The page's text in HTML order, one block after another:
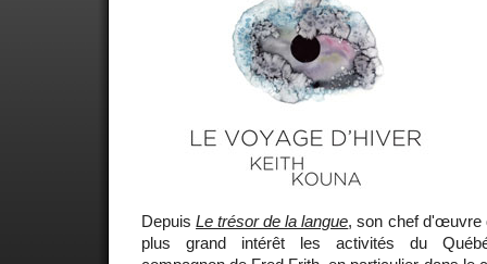
DepuisLe trésor de la langue, son chef d'œuvre
plus grand intérêt les activités du